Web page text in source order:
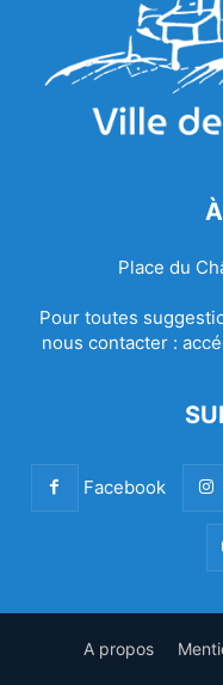
Place du
Pour toutes
nous contacter :
Facebook
A propos